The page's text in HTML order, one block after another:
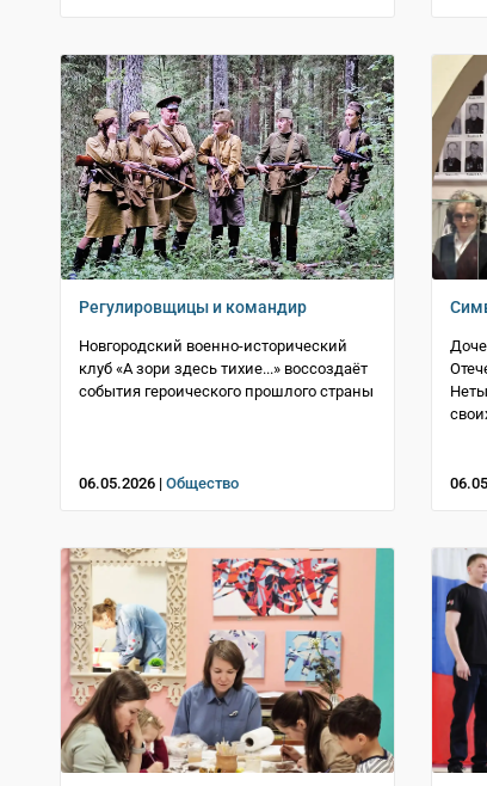
Регулировщицы и командир
Новгородский военно-исторический
клуб «А зори здесь тихие...» воссоздаёт
события героического прошлого страны
06.05.2026 | Общество